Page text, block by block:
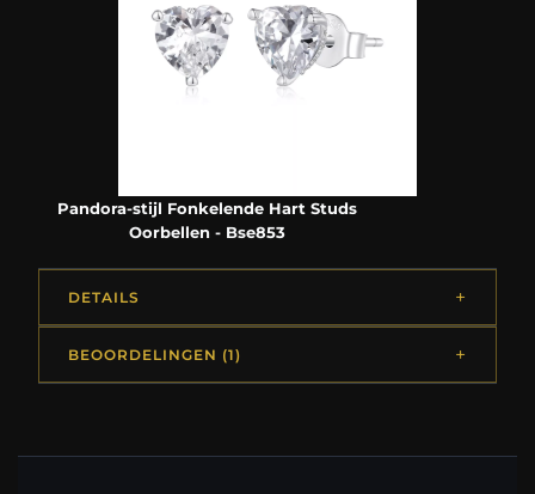
Pandora-stijl Fonkelende Hart Studs
Oorbellen - Bse853
DETAILS
BEOORDELINGEN (1)